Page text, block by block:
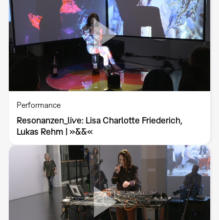
Performance
Resonanzen_live: Lisa Charlotte Friederich,
Lukas Rehm | »&&«